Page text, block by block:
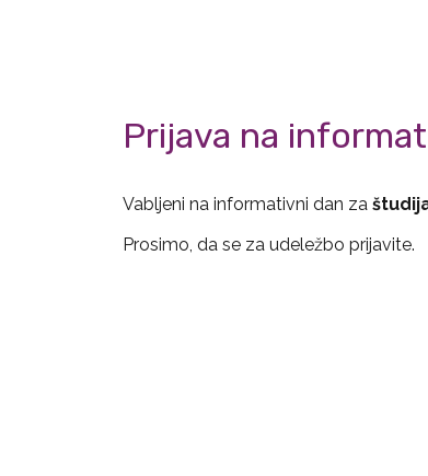
Prijava na
Vabljeni na informativni dan za
Prosimo, da se za udeležbo prijavite.